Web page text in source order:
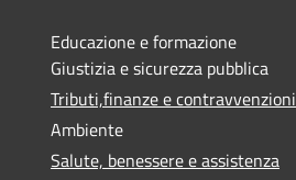
Educazione e formazione
Giustizia e sicurezza pubblica
Tributi,finanze e contravvenzioni
Ambiente
Salute, benessere e assistenza